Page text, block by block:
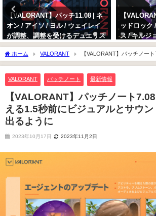
【VALORANT】パッチ11.08 | ネ
オン / アイソ / ヨル / ウェイレイ
が調整、調整を受けるデュエリス
トの変更点まとめ
【
ッドロック
ス / キルジ
けるセンチ
ホーム VALORANT
【VALORANT】パッチノー
1.5秒前にビジュアルとサウンドによる合図が出るように
VALORANT パッチノート 最新情報
【VALORANT】パッチノート
える1.5秒前にビジュアルとサウ
出るように
2023年10月17日 2023年11月2日